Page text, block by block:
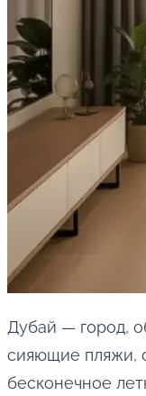
Дубай — город,
сияющие пляжи,
бесконечное